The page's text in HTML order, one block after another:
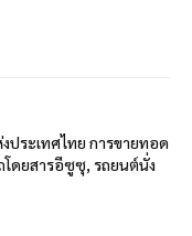
ประเทศไทย การขายทอด
โดยสารอีซูซุ, รถยนต์นั่ง